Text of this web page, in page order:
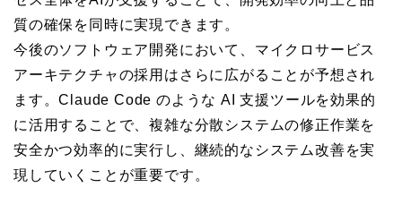
質の確保を同時に実現できます。
今後のソフトウェア開発において、マイクロサービス
アーキテクチャの採用はさらに広がることが予想され
ます。Claude Code のような AI 支援ツールを効果的
に活用することで、複雑な分散システムの修正作業を
安全かつ効率的に実行し、継続的なシステム改善を実
現していくことが重要です。